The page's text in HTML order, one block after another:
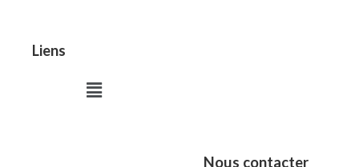
Liens
Menu
Nous contacter